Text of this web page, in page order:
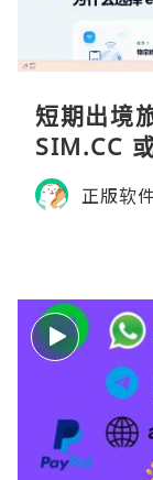
短期出境
SIM.CC
货。需要
打车、外
正版软